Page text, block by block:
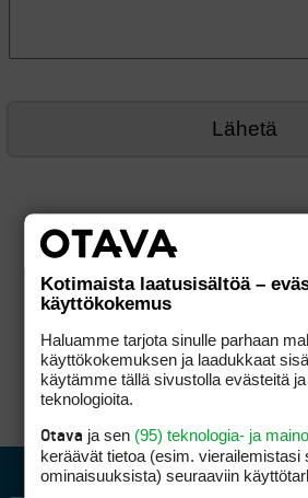
Kotimaista laatusisältöä –
käyttökokemus
Haluamme tarjota sinulle parhaan
käyttökokemuksen ja laadukkaat
käytämme tällä sivustolla evästeitä
teknologioita.
Otava ja sen (95) teknologia- ja
keräävät tietoa (esim. vierailemis­tasi
ominaisuuk­sista) seuraaviin